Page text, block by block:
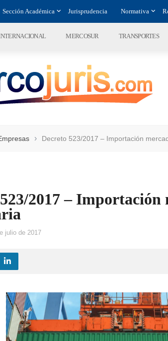
Sección Académica Jurisprudencia Normativa
MERCOSUR TRANSPORTES
› Decreto 523/2017 – Importación
2017 – Importación
julio de 2017